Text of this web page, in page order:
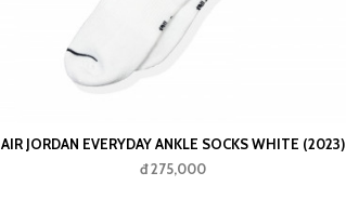
AIR JORDAN EVERYDAY ANKLE SOCKS WHITE (2023)
đ 275,000